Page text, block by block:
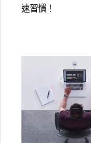
速習慣！